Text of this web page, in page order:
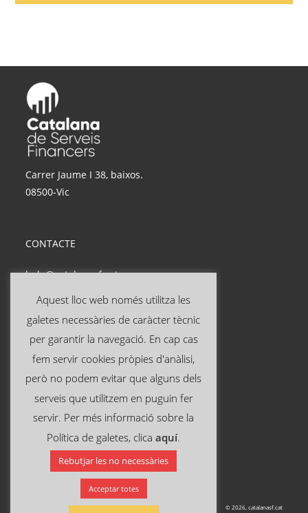
Carrer Jaume I 38, baixos.
08500-Vic
CONTACTE
hola@catalanasf.cat
Tel: 621 290 826
INFORMACIÓ ÚTIL
Avís legal
Política de privacitat
Política de cookies
SEGUEIX-NOS A:
© 2026, catalanasf.cat
Aquest lloc web només utilitza les
galetes necessàries de caràcter tècnic
per garantir la navegació. En cap cas
fem servir cookies pròpies d'anàlisi,
però no podem evitar que alguns dels
serveis que utilitzem en puguin fer
servir. Per més informació sobre la
Política de galetes, clica aquí.
Rebutjar les no necessàries
Acceptar totes